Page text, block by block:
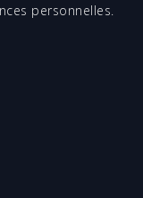
personnelles.